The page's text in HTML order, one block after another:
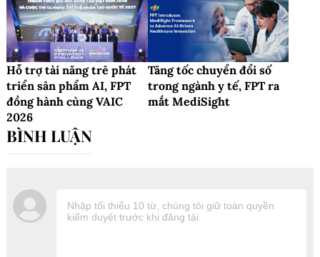
Hỗ trợ tài năng trẻ phát
triển sản phẩm AI, FPT
đồng hành cùng VAIC
2026
Tăng tốc chuyển đổi số
trong ngành y tế, FPT ra
mắt MediSight